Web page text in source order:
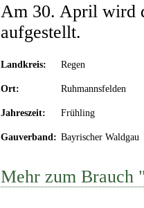
Am 30. April wird
aufgestellt.
Landkreis: Regen
Ort: Ruhmannsfelden
Jahreszeit: Frühling
Gauverband: Bayrischer Waldgau
Mehr zum Brauch